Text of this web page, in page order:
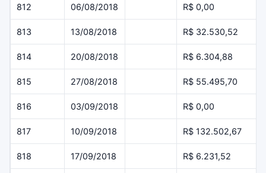
812 06/08/2018 R$ 0,00
813 13/08/2018 R$ 32.530,52
814 20/08/2018 R$ 6.304,88
815 27/08/2018 R$ 55.495,70
816 03/09/2018 R$ 0,00
817 10/09/2018 R$ 132.502,67
818 17/09/2018 R$ 6.231,52